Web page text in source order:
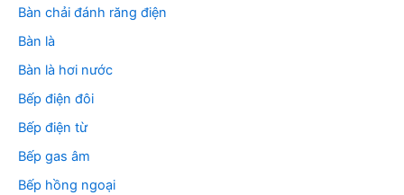
Bàn chải đánh răng điện
Bàn là
Bàn là hơi nước
Bếp điện đôi
Bếp điện từ
Bếp gas âm
Bếp hồng ngoại